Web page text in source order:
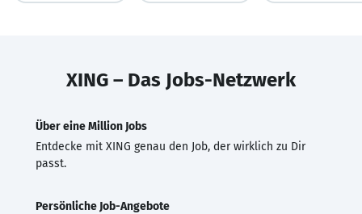
XING – Das Jobs-Netzwerk
Über eine Million Jobs
Entdecke mit XING genau den Job, der wirklich zu Dir
passt.
Persönliche Job-Angebote